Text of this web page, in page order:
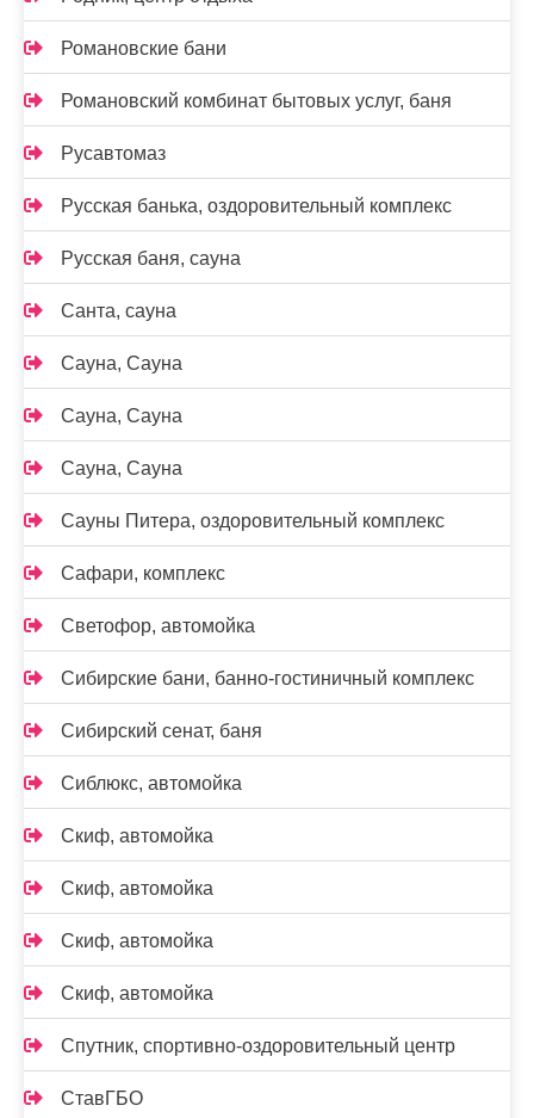
Романовские бани
Романовский комбинат бытовых услуг, баня
Русавтомаз
Русская банька, оздоровительный комплекс
Русская баня, сауна
Санта, сауна
Сауна, Сауна
Сауна, Сауна
Сауна, Сауна
Сауны Питера, оздоровительный комплекс
Сафари, комплекс
Светофор, автомойка
Сибирские бани, банно-гостиничный комплекс
Сибирский сенат, баня
Сиблюкс, автомойка
Скиф, автомойка
Скиф, автомойка
Скиф, автомойка
Скиф, автомойка
Спутник, спортивно-оздоровительный центр
СтавГБО